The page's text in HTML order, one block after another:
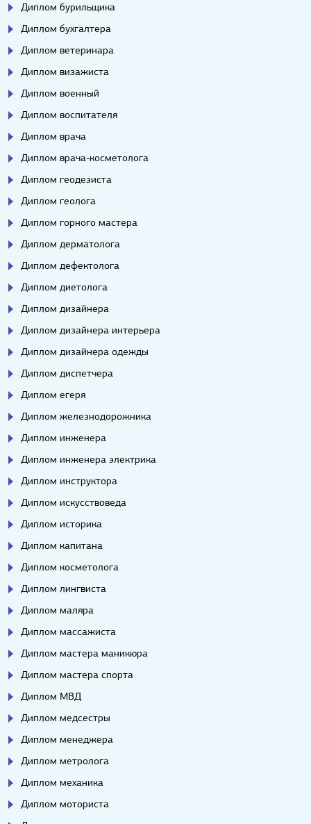
Диплом бурильщика
Диплом бухгалтера
Диплом ветеринара
Диплом визажиста
Диплом военный
Диплом воспитателя
Диплом врача
Диплом врача-косметолога
Диплом геодезиста
Диплом геолога
Диплом горного мастера
Диплом дерматолога
Диплом дефектолога
Диплом диетолога
Диплом дизайнера
Диплом дизайнера интерьера
Диплом дизайнера одежды
Диплом диспетчера
Диплом егеря
Диплом железнодорожника
Диплом инженера
Диплом инженера электрика
Диплом инструктора
Диплом искусствоведа
Диплом историка
Диплом капитана
Диплом косметолога
Диплом лингвиста
Диплом маляра
Диплом массажиста
Диплом мастера маникюра
Диплом мастера спорта
Диплом МВД
Диплом медсестры
Диплом менеджера
Диплом метролога
Диплом механика
Диплом моториста